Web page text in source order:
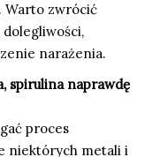
Warto zwrócić
narażenia.
spirulina naprawdę
proces
niektórych metali i